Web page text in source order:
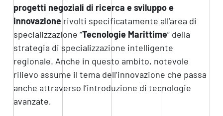
progetti negoziali di ricerca e sviluppo e
innovazionerivolti specificatamente all’area di
specializzazione “Tecnologie Marittime” della
strategia di specializzazione intelligente
regionale. Anche in questo ambito, notevole
rilievo assume il tema dell’innovazione che passa
anche attraverso l’introduzione di tecnologie
avanzate.